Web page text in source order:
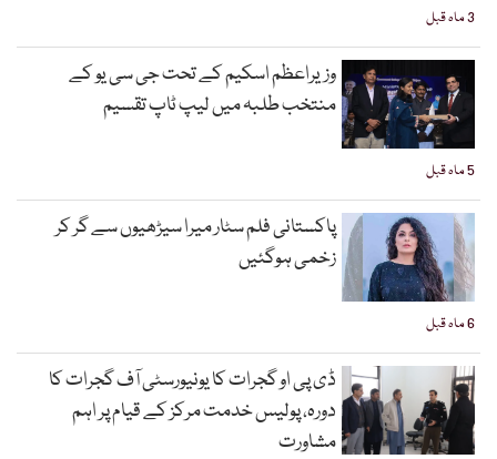
3 ماہ قبل
5 ماہ قبل
وزیراعظم اسکیم کے تحت جی سی یو کے
منتخب طلبہ میں لیپ ٹاپ تقسیم
6 ماہ قبل
پاکستانی فلم سٹار میرا سیڑھیوں سے گر کر
زخمی ہوگئیں
ڈی پی او گجرات کا یونیورسٹی آف گجرات کا
دورہ، پولیس خدمت مرکز کے قیام پر اہم
مشاورت